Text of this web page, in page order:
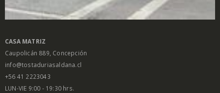
CASA MATRIZ
Caupolicán 889, Concepción
info@tostaduriasaldana.cl
+56 41 2223043
LUN-VIE 9:00 - 19:30 hrs.